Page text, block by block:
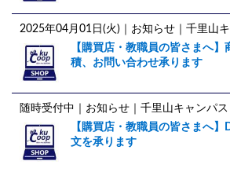
2025年04月01日(火) ｜お知らせ｜千里山
【購買店・教職員の皆さまへ
積、お問い合わせ承ります
随時受付中 ｜お知らせ｜千里山キャンパ
【購買店・教職員の皆さまへ】
文を承ります